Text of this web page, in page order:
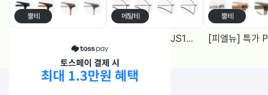
뿔테 메탈테
[피엘유] 특가 PJS1988 (50) 메탈원형, 블루라이트 차단렌즈 2Color
뿔테